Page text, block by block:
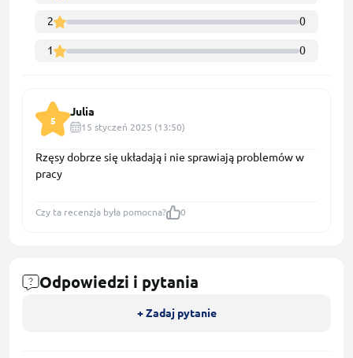
2 0
1 0
5
Julia
15 styczeń 2025 (13:50)
Rzęsy dobrze się układają i nie sprawiają problemów w
pracy
Czy ta recenzja była pomocna? 0
Odpowiedzi i pytania
+ Zadaj pytanie